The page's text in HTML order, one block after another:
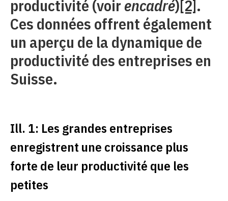
productivité (voir encadré)[2].
Ces données offrent également
un aperçu de la dynamique de
productivité des entreprises en
Suisse.
Ill. 1: Les grandes entreprises
enregistrent une croissance plus
forte de leur productivité que les
petites